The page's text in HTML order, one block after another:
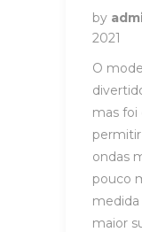
by
2021
O
mas foi
ondas
pouco
medida
maior